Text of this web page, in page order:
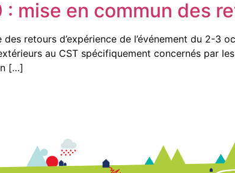
mise en commun des
retours d’expérience de l’événement du 2-3
au CST spécifiquement concernés par
[…]